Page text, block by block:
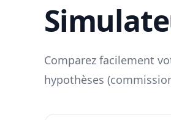
Comparez facilement
hypothèses